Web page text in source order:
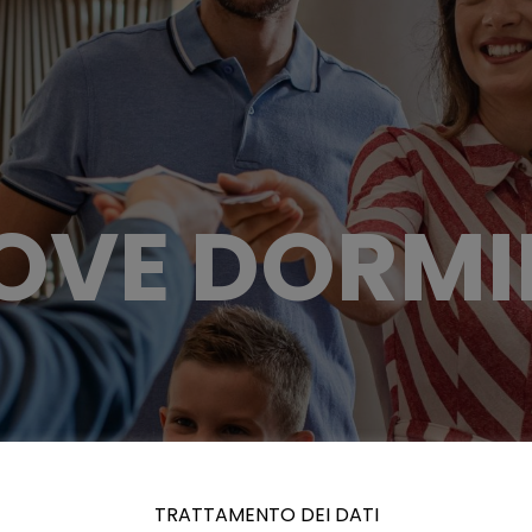
TRATTAMENTO DEI DATI